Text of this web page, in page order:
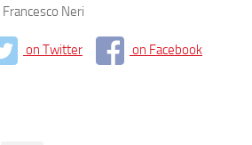
Neri
on Twitter on Facebook